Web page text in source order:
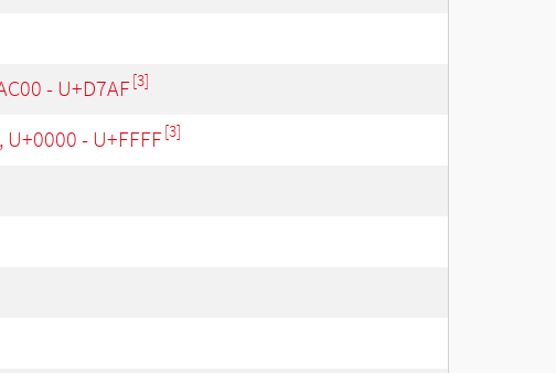
- U+D7AF[3]
- U+FFFF[3]